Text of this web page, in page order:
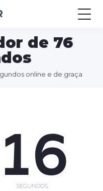
de 76
online e de graça
16
SEGUNDOS